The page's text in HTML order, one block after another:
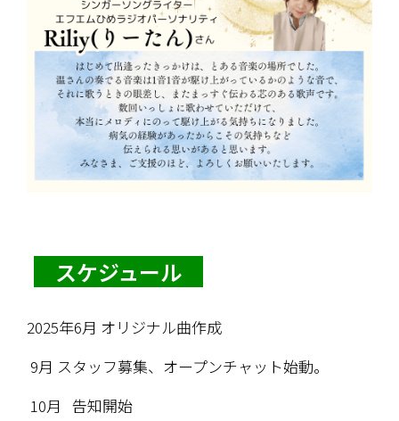
スケジュール
2025年6月 オリジナル曲作成
9月 スタッフ募集、オープンチャット始動。
10月   告知開始